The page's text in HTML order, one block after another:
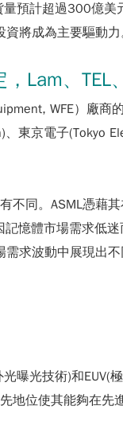
預計超過300億
將成為主要驅動力
Lam、TEL
WFE）廠
東京電子(Tokyo
同。ASML憑藉
憶體市場需求低
求波動中展現出
曝光技術)和
地位使其能夠在